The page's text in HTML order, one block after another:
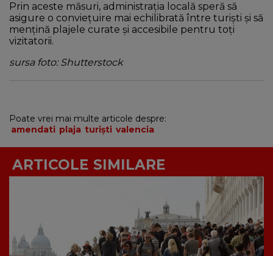
Prin aceste măsuri, administrația locală speră să
asigure o conviețuire mai echilibrată între turiști și să
mențină plajele curate și accesibile pentru toți
vizitatorii.
sursa foto: Shutterstock
Poate vrei mai multe articole despre:
amendati plaja turiști valencia
ARTICOLE SIMILARE